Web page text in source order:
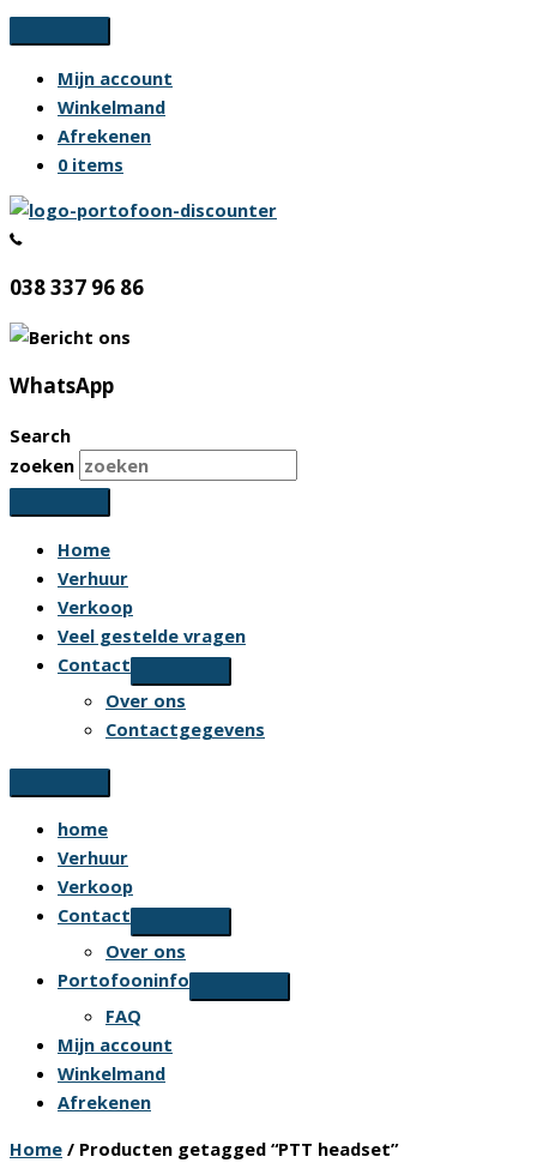
Ga
naar
inhoud
Mijn account
Winkelmand
Afrekenen
0 items
038 337 96 86
WhatsApp
Search
zoeken
Home
Verhuur
Verkoop
Veel gestelde vragen
Contact
Over ons
Contactgegevens
home
Verhuur
Verkoop
Contact
Over ons
Portofooninfo
FAQ
Mijn account
Winkelmand
Afrekenen
Home / Producten getagged “PTT headset”